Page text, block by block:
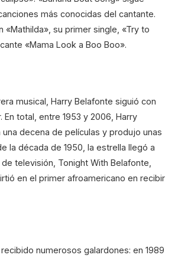
más conocidas del cantante.
«Mathilda», su primer single, «Try to
«Mama Look a Boo Boo».
musical, Harry Belafonte siguió con
En total, entre 1953 y 2006, Harry
decena de películas y produjo unas
la década de 1950, la estrella llegó a
televisión, Tonight With Belafonte,
en el primer afroamericano en recibir
numerosos galardones: en 1989